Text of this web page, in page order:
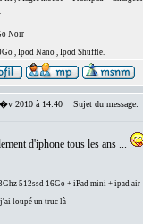
Noir
, Ipod Nano , Ipod Shuffle.
2010 à 14:40 Sujet du message:
d'iphone tous les ans ...
512ssd 16Go + iPad mini + ipad air
j'ai loupé un truc là